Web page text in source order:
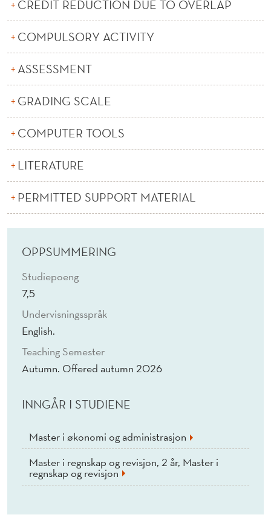
N
G
E
CREDIT REDUCTION DUE TO OVERLAP
COMPULSORY ACTIVITY
ASSESSMENT
GRADING SCALE
COMPUTER TOOLS
LITERATURE
PERMITTED SUPPORT MATERIAL
OPPSUMMERING
Studiepoeng
7,5
Undervisningsspråk
English.
Teaching Semester
Autumn. Offered autumn 2026
INNGÅR I STUDIENE
Master i økonomi og administrasjon
Master i regnskap og revisjon, 2 år, Master i
regnskap og revisjon